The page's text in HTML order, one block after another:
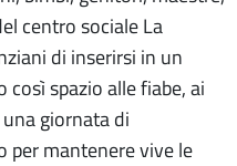
centro sociale La
di inserirsi in un
spazio alle fiabe, ai
giornata di
per mantenere vive le